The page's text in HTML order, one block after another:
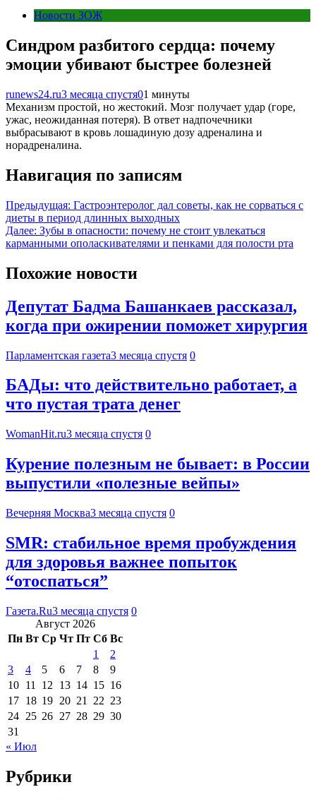
Новости ЗОЖ
Синдром разбитого сердца: почему
эмоции убивают быстрее болезней
runews24.ru3 месяца спустя01 минуты
Механизм простой, но жестокий. Мозг получает удар (горе,
ужас, неожиданная потеря). В ответ надпочечники
выбрасывают в кровь лошадиную дозу адреналина и
норадреналина.
Навигация по записям
Предыдущая: Гастроэнтеролог дал советы, как не сорваться с
диеты в период длинных выходных
Далее: Зубы в опасности: почему не стоит увлекаться
карманными ополаскивателями и пенками для полости рта
Похожие новости
Депутат Бадма Башанкаев рассказал,
когда при ожирении поможет хирургия
Парламентская газета3 месяца спустя 0
БАДы: что действительно работает, а
что пустая трата денег
WomanHit.ru3 месяца спустя 0
Курение полезным не бывает: в России
выпустили «полезные вейпы»
Вечерняя Москва3 месяца спустя 0
SMR: стабильное время пробуждения
для здоровья важнее попыток
“отоспаться”
Газета.Ru3 месяца спустя 0
Август 2026
Пн Вт Ср Чт Пт Сб Вс
1
2
3
4 5 6 7 8
9
10 11 12 13 14 15 16
17 18 19 20 21 22 23
24 25 26 27 28 29 30
31
« Июл
Рубрики